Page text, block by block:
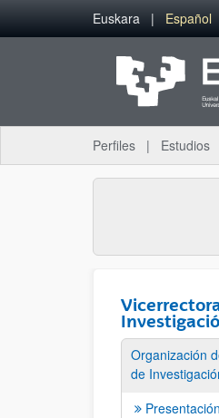
Saltar al contenido principal
Euskara Español
Perfiles Estudios
Organización
de
Presentación